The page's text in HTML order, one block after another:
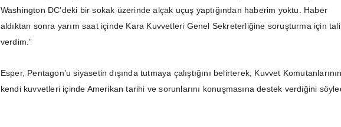
Washington DC’deki bir sokak üzerinde alçak uçuş yaptığından haberim yoktu. Haber
aldıktan sonra yarım saat içinde Kara Kuvvetleri Genel Sekreterliğine soruşturma için
verdim.”
Esper, Pentagon’u siyasetin dışında tutmaya çalıştığını belirterek, Kuvvet Komutanlarının
kendi kuvvetleri içinde Amerikan tarihi ve sorunlarını konuşmasına destek verdiğini